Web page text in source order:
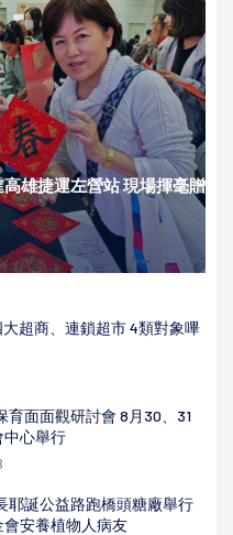
雄捷運左營站 現場揮毫贈
超商、連鎖超市 4類對象嗶
育面面觀研討會 8月30、31
中心舉行
耶誕公益路跑橋頭糖廠舉行
安養植物人病友